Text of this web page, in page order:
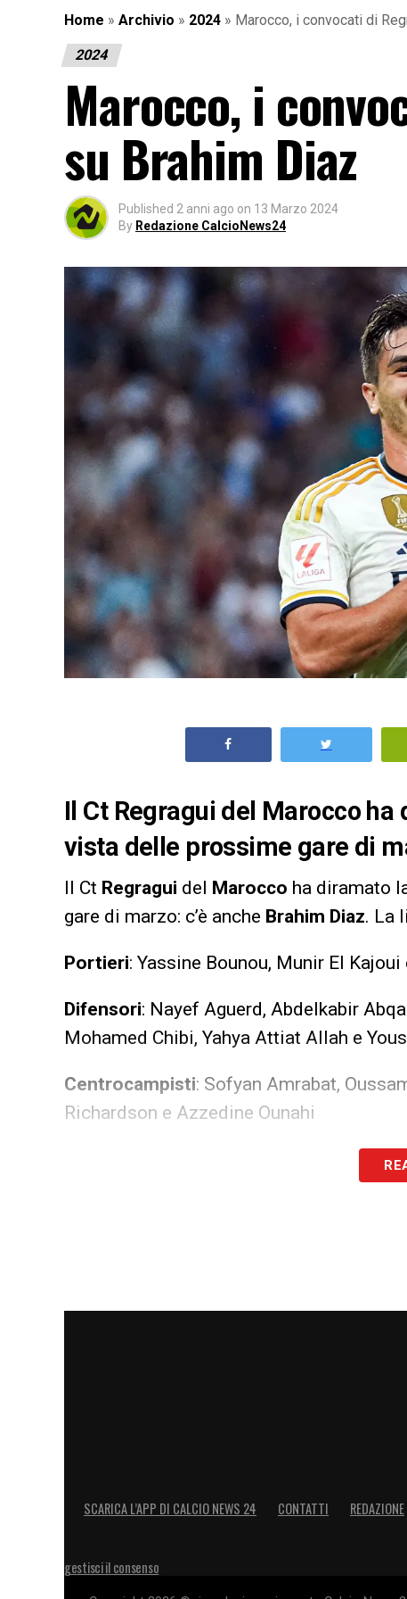
Home » Archivio » 2024 » Marocco, i convocati di
2024
Marocco, i
su Brahim Diaz
Published 2 anni ago on 13 Marzo 2024
By Redazione CalcioNews24
Il Ct Regragui del Marocco
vista delle prossime gare di
Il Ct Regragui del Marocco ha diramato
gare di marzo: c’è anche Brahim Diaz. La
Portieri: Yassine Bounou, Munir El
Difensori: Nayef Aguerd, Abdelkabir
Mohamed Chibi, Yahya Attiat Allah e
Centrocampisti: Sofyan Amrabat,
Richardson e Azzedine Ounahi
: Hakim Ziyech, Ilias
SCARICA L’APP DI CALCIO NEWS 24 CONTATTI REDAZIONE
gestisci il consenso